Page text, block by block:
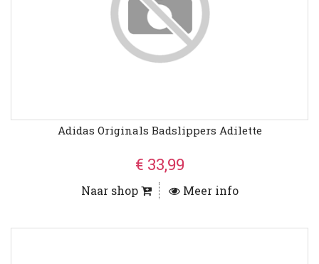
Adidas Originals Badslippers Adilette
€ 33,99
Naar shop Meer info